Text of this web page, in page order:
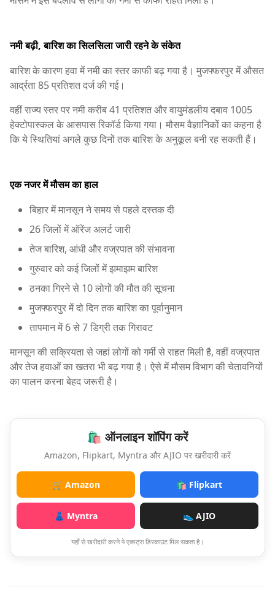
नमी बढ़ी, बारिश का सिलसिला जारी रहने के संकेत
बारिश के कारण हवा में नमी का स्तर काफी बढ़ गया है। मुजफ्फरपुर में औसत
आर्द्रता 85 प्रतिशत दर्ज की गई।
वहीं राज्य स्तर पर नमी करीब 41 प्रतिशत और वायुमंडलीय दबाव 1005
हेक्टोपास्कल के आसपास रिकॉर्ड किया गया। मौसम वैज्ञानिकों का कहना है
कि ये स्थितियां अगले कुछ दिनों तक बारिश के अनुकूल बनी रह सकती हैं।
एक नजर में मौसम का हाल
बिहार में मानसून ने समय से पहले दस्तक दी
26 जिलों में ऑरेंज अलर्ट जारी
तेज बारिश, आंधी और वज्रपात की संभावना
गुरुवार को कई जिलों में झमाझम बारिश
ठनका गिरने से 10 लोगों की मौत की सूचना
मुजफ्फरपुर में दो दिन तक बारिश का पूर्वानुमान
तापमान में 6 से 7 डिग्री तक गिरावट
मानसून की सक्रियता से जहां लोगों को गर्मी से राहत मिली है, वहीं वज्रपात
और तेज हवाओं का खतरा भी बढ़ गया है। ऐसे में मौसम विभाग की चेतावनियों
का पालन करना बेहद जरूरी है।
🛍️ ऑनलाइन शॉपिंग करें
Amazon, Flipkart, Myntra और AJIO पर खरीदारी करें
🛒 Amazon 🛍️ Flipkart
👗 Myntra 👟 AJIO
यहाँ से खरीदारी करने पे एक्स्ट्रा डिस्काउंट मिल सकता है।